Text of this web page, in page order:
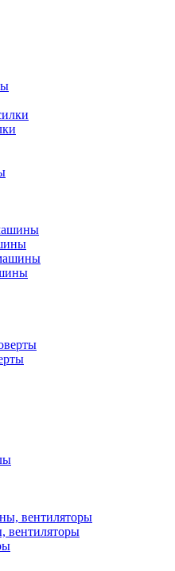
вентиляторы